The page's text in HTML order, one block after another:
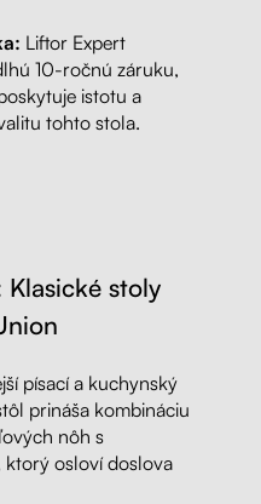
Liftor Expert
10-ročnú záruku,
istotu a
tohto stola.
stoly
písací a kuchynský
prináša kombináciu
nôh s
ktorý osloví doslova